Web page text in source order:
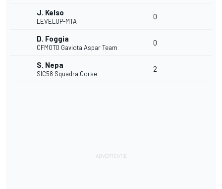
J. Kelso
LEVELUP-MTA
0
D. Foggia
CFMOTO Gaviota Aspar Team
0
S. Nepa
SIC58 Squadra Corse
2